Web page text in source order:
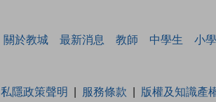
關於教城 最新消息 教師 中學生 小
私隱政策聲明 服務條款 版權及知識產